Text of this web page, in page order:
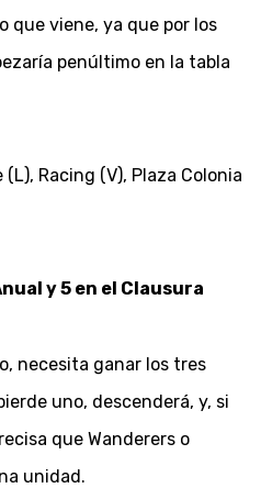
que viene, ya que por los
penúltimo en la tabla
Racing (V), Plaza Colonia
y 5 en el Clausura
necesita ganar los tres
uno, descenderá, y, si
que Wanderers o
unidad.